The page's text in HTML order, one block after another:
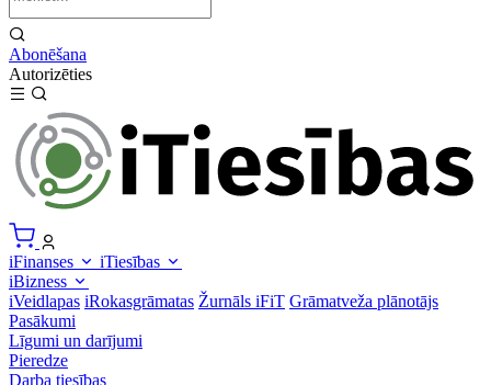
Abonēšana
Autorizēties
iFinanses
iTiesības
iBizness
iVeidlapas iRokasgrāmatas Žurnāls iFiT Grāmatveža plānotājs
Pasākumi
Līgumi un darījumi
Pieredze
Darba tiesības